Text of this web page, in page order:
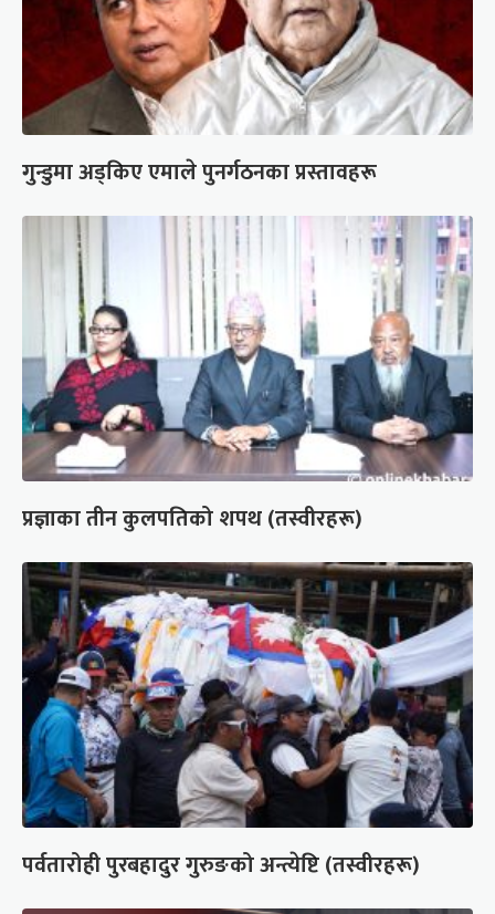
गुन्डुमा अड्किए एमाले पुनर्गठनका प्रस्तावहरू
प्रज्ञाका तीन कुलपतिको शपथ (तस्वीरहरू)
पर्वतारोही पुरबहादुर गुरुङको अन्त्येष्टि (तस्वीरहरू)